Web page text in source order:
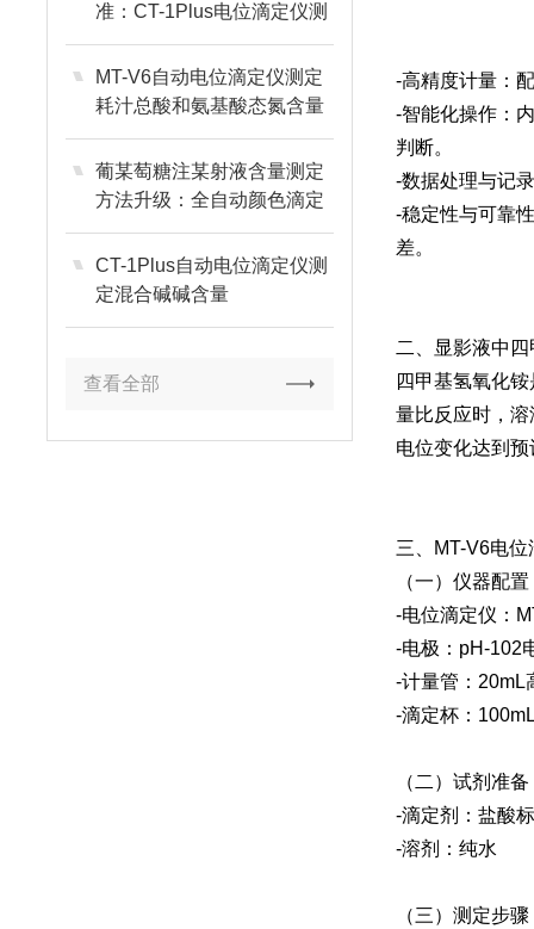
准：CT-1Plus电位滴定仪测
定显影液中TMAH浓度
MT-V6自动电位滴定仪测定
耗汁总酸和氨基酸态氮含量
葡某萄糖注某射液含量测定
方法升级：全自动颜色滴定
仪提升数据重现性
CT-1Plus自动电位滴定仪测
定混合碱碱含量
查看全部
-高精度计量：
-智能化操作：
判断。
-数据处理与记
-稳定性与可靠
差。
二、显影液中
四甲基氢氧化
量比反应时，
电位变化达到
三、MT-V6电
（一）仪器配置
-电位滴定仪：
-电极：pH-102
-计量管：20mL
-滴定杯：
（二）试剂准备
-滴定剂：盐酸
-溶剂：纯水
（三）测定步骤